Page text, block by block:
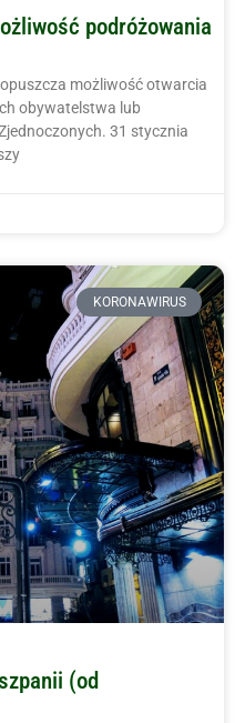
podróżowania
możliwość otwarcia
obywatelstwa lub
31 stycznia
KORONAWIRUS
(od